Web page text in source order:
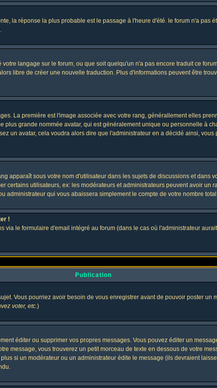
la réponse la plus probable est le passage à l'heure d'été. le forum n'a pas
langage sur le forum, ou que soit quelqu'un n'a pas encore traduit ce
libre de créer une nouvelle traduction. Plus d'informations peuvent être
La première est l'image associée avec votre rang, générallement elles
grande nommée avatar, qui est généralement unique ou personnelle à
un avatar, cela voudra alors dire que l'administrateur en a décidé ainsi,
apparaît sous votre nom d'utilisateur dans les sujets de discussions et dans
certains utilisateurs, ex: les modérateurs et administrateurs peuvent avoir un
administrateur qui vous abaissera simplement le compte de votre nombre
!
le formulaire d'email intégré au forum (dans le cas où l'administrateur
Publication
Vous pourriez avoir besoin de vous enregistrer avant de pouvoir poster
voter, etc.)
éditer ou supprimer vos propres messages. Vous pouvez éditer un
message, vous trouverez un petit morceau de texte en dessous de votre
si un modérateur ou un administrateur édite le message (ils devraient